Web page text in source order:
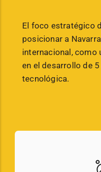
El foco estratégico
posicionar a
internacional, como
en el desarrollo de
tecnológica.